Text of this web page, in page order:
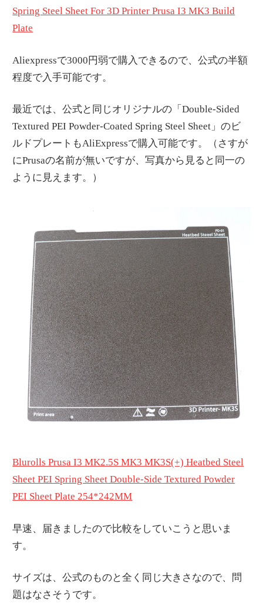
Spring Steel Sheet For 3D Printer Prusa I3 MK3 Build
Plate
Aliexpressで3000円弱で購入できるので、公式の半額
程度で入手可能です。
最近では、公式と同じオリジナルの「Double-Sided
Textured PEI Powder-Coated Spring Steel Sheet」のビ
ルドプレートもAliExpressで購入可能です。（さすが
にPrusaの名前が無いですが、写真から見ると同一の
ように見えます。）
Blurolls Prusa I3 MK2.5S MK3 MK3S(+) Heatbed Steel
Sheet PEI Spring Sheet Double-Side Textured Powder
PEI Sheet Plate 254*242MM
早速、届きましたので比較をしていこうと思いま
す。
サイズは、公式のものと全く同じ大きさなので、問
題はなさそうです。